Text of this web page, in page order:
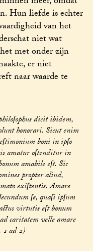
Hun liefde is echter
van het
niet wat
met onder zijn
er niet
naar waarde te
dicit ibidem,
honorari. Sicut enim
boni in ipſo
amatur oſtenditur in
amabile eſt. Sic
propter aliud,
exiſtentis. Amare
ſe, quaſi ipſum
virtutis eſt bonum
caritatem velle amare
ad 2)